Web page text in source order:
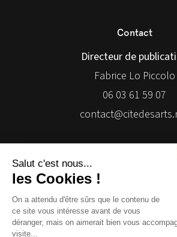
Contact
Directeur de
Fabrice Lo Piccolo
06 03 61 59 07